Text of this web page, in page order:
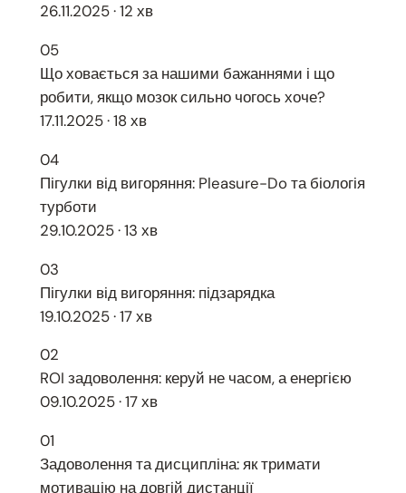
26.11.2025 · 12 хв
05
Що ховається за нашими бажаннями і що
робити, якщо мозок сильно чогось хоче?
17.11.2025 · 18 хв
04
Пігулки від вигоряння: Pleasure-Do та біологія
турботи
29.10.2025 · 13 хв
03
Пігулки від вигоряння: підзарядка
19.10.2025 · 17 хв
02
ROI задоволення: керуй не часом, а енергією
09.10.2025 · 17 хв
01
Задоволення та дисципліна: як тримати
мотивацію на довгій дистанції